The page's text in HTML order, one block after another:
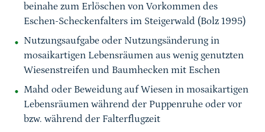
beinahe zum Erlöschen von Vorkommen des
Eschen-Scheckenfalters im Steigerwald (Bolz 1995)
Nutzungsaufgabe oder Nutzungsänderung in
mosaikartigen Lebensräumen aus wenig genutzten
Wiesenstreifen und Baumhecken mit Eschen
Mahd oder Beweidung auf Wiesen in mosaikartigen
Lebensräumen während der Puppenruhe oder vor
bzw. während der Falterflugzeit